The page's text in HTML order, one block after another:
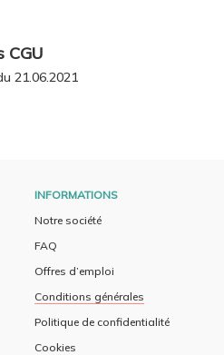
CGU
21.06.2021
INFORMATIONS
Notre société
FAQ
Offres d’emploi
Conditions générales
Politique de confidentialité
Cookies